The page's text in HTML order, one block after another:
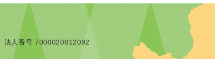
法人番号 7000020012092